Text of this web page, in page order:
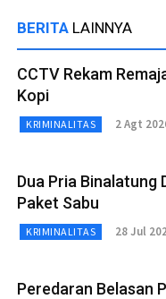
BERITA LAINNYA
CCTV Rekam
Kopi
KRIMINALITAS 2 Agt
Dua Pria Binalatung
Paket Sabu
KRIMINALITAS 28 Jul
Peredaran Belasan